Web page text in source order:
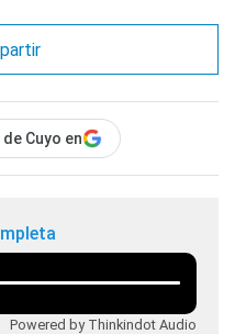
Cuyo en
Powered by Thinkindot Audio